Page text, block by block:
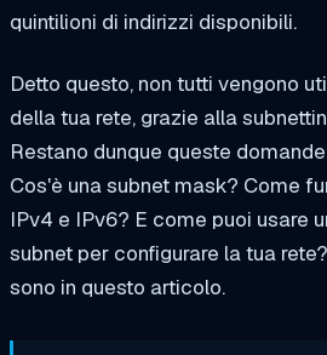
quintilioni di indirizzi disponibili.
Detto questo, non tutti vengono
della tua rete, grazie alla
Restano dunque queste
Cos'è una subnet mask? Come
IPv4 e IPv6? E come puoi usare
subnet per configurare la tua
sono in questo articolo.